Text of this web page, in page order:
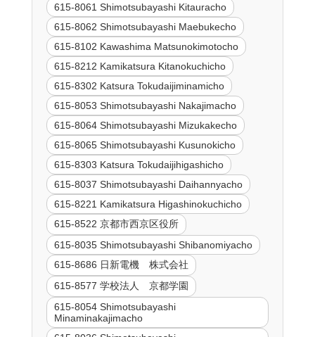
615-8061 Shimotsubayashi Kitauracho
615-8062 Shimotsubayashi Maebukecho
615-8102 Kawashima Matsunokimotocho
615-8212 Kamikatsura Kitanokuchicho
615-8302 Katsura Tokudaijiminamicho
615-8053 Shimotsubayashi Nakajimacho
615-8064 Shimotsubayashi Mizukakecho
615-8065 Shimotsubayashi Kusunokicho
615-8303 Katsura Tokudaijihigashicho
615-8037 Shimotsubayashi Daihannyacho
615-8221 Kamikatsura Higashinokuchicho
615-8522 京都市西京区役所
615-8035 Shimotsubayashi Shibanomiyacho
615-8686 日新電機 株式会社
615-8577 学校法人 京都学園
615-8054 Shimotsubayashi
Minaminakajimacho